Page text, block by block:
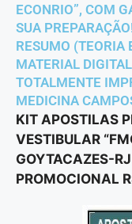
ECONRIO”, COM
SUA
RESUMO (TEORIA
MATERIAL
TOTALMENTE
MEDICINA
KIT APOSTILAS
VESTIBULAR
GOYTACAZES-
PROMOCIONAL